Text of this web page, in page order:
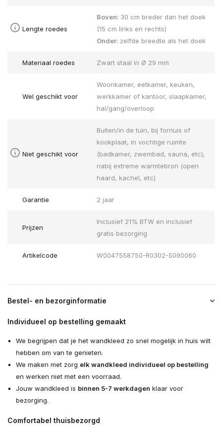
Lengte roedes
Boven: 30 cm breder dan het doek
(15 cm links en rechts)
Onder: zelfde breedte als het doek
Materiaal roedes Zwart staal in Ø 29 mm
Wel geschikt voor
Woonkamer, eetkamer, keuken,
werkkamer of kantoor, slaapkamer,
hal/gang/overloop
Niet geschikt voor
Buiten/in de tuin, bij fornuis of
kookplaat, in vochtige ruimte
(badkamer, zwembad, sauna, etc),
nabij extreme warmtebron (open
haard, kachel, etc)
Garantie 2 jaar
Prijzen
Inclusief 21% BTW en inclusief
gratis bezorging
Artikelcode W0047558750-R0302-S090060
Bestel- en bezorginformatie
Individueel op bestelling gemaakt
We begrijpen dat je het wandkleed zo snel mogelijk in huis wilt
hebben om van te genieten.
We maken met zorg elk wandkleed individueel op bestelling
en werken niet met een voorraad.
Jouw wandkleed is binnen 5-7 werkdagen klaar voor
bezorging.
Comfortabel thuisbezorgd